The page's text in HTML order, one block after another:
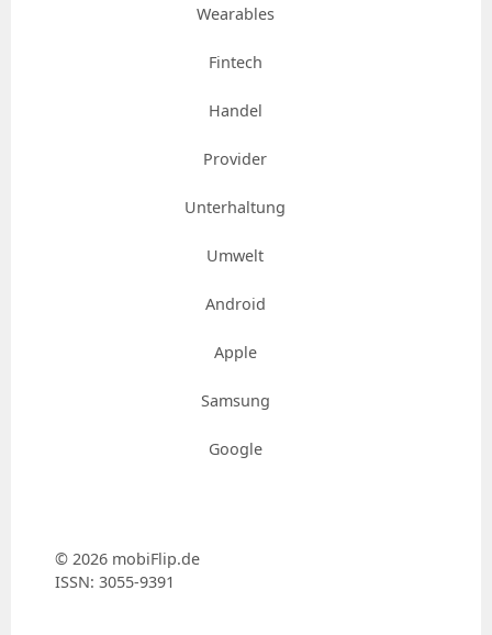
Wearables
Fintech
Handel
Provider
Unterhaltung
Umwelt
Android
Apple
Samsung
Google
© 2026 mobiFlip.de
ISSN: 3055-9391